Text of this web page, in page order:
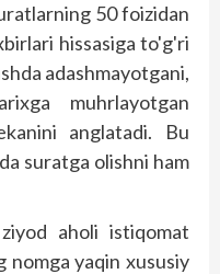
50 foizidan
hissasiga to'g'ri
adashmayotgani,
muhrlayotgan
anglatadi. Bu
suratga olishni ham
aholi istiqomat
nomga yaqin xususiy